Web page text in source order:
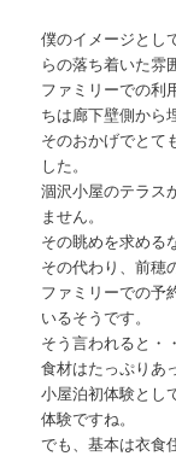
僕のイメージとし
らの落ち着いた雰
ファミリーでの利
ちは廊下壁側から
そのおかげでとて
した。
涸沢小屋のテラス
ません。
その眺めを求める
その代わり、前穂
ファミリーでの予
いるそうです。
そう言われると・
食材はたっぷりあ
小屋泊初体験とし
体験ですね。
でも、基本は衣食